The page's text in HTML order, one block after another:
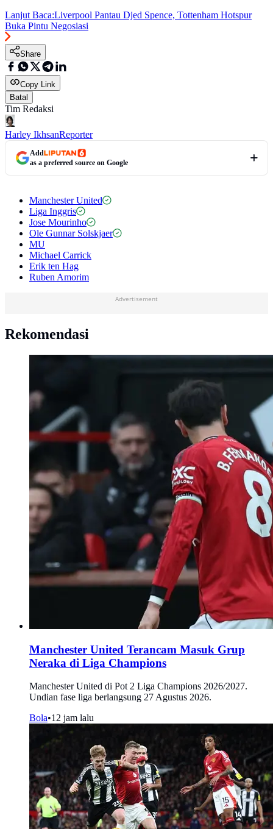
Lanjut Baca:Liverpool Pantau Djed Spence, Tottenham Hotspur
Buka Pintu Negosiasi
Share
Copy Link
Batal
Tim Redaksi
Harley IkhsanReporter
Add
as a preferred source on Google
Manchester United
Liga Inggris
Jose Mourinho
Ole Gunnar Solskjaer
MU
Michael Carrick
Erik ten Hag
Ruben Amorim
Advertisement
Rekomendasi
Manchester United Terancam Masuk Grup
Neraka di Liga Champions
Manchester United di Pot 2 Liga Champions 2026/2027.
Undian fase liga berlangsung 27 Agustus 2026.
Bola•12 jam lalu